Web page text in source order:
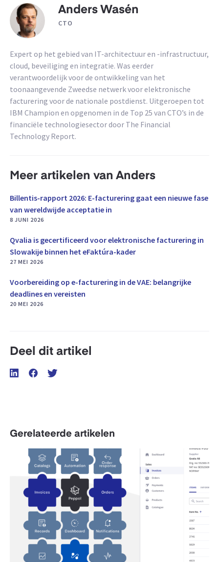
Anders Wasén
CTO
Expert op het gebied van IT-architectuur en -infrastructuur,
cloud, beveiliging en integratie. Was eerder
verantwoordelijk voor de ontwikkeling van het
toonaangevende Zweedse netwerk voor elektronische
facturering voor de nationale postdienst. Uitgeroepen tot
IBM Champion en opgenomen in de Top 25 van CTO’s in de
financiële technologiesector door The Financial
Technology Report.
Meer artikelen van Anders
Billentis-rapport 2026: E-facturering gaat een nieuwe fase
van wereldwijde acceptatie in
8 JUNI 2026
Qvalia is gecertificeerd voor elektronische facturering in
Slowakije binnen het eFaktúra-kader
27 MEI 2026
Voorbereiding op e-facturering in de VAE: belangrijke
deadlines en vereisten
20 MEI 2026
Deel dit artikel
Gerelateerde artikelen